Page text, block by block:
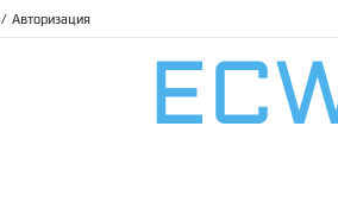
/ Авторизация